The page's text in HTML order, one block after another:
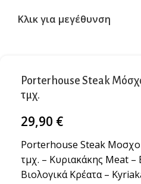
Κλικ για μεγέθυνση
Porterhouse Steak
τμχ.
29,90 €
Porterhouse Steak
τμχ. – Κυριακάκης Meat –
Βιολογικά Κρέατα –